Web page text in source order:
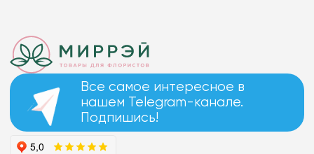
Все самое интересное в
нашем Telegram-канале.
Подпишись!